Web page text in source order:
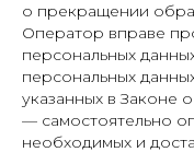
о прекращении
Оператор вправе
персональных
персональных
указанных в Законе
— самостоятельно
необходимых и